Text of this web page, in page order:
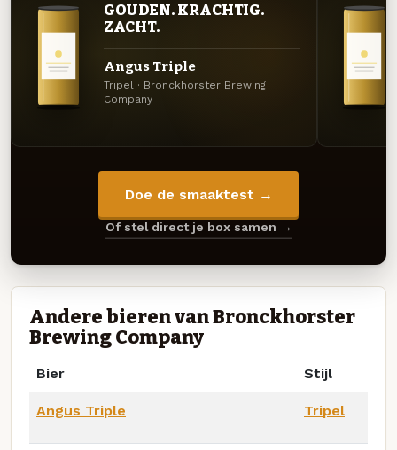
GOUDEN. KRACHTIG.
ZACHT.
Angus Triple
Tripel · Bronckhorster Brewing
Company
Doe de smaaktest →
Of stel direct je box samen →
Andere bieren van Bronckhorster
Brewing Company
Bier Stijl
Angus Triple Tripel